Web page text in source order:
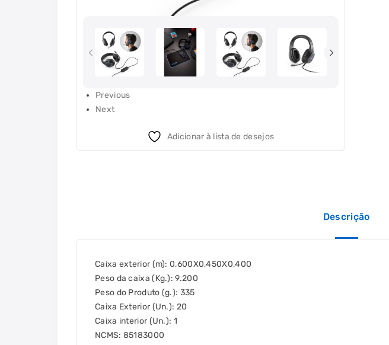
Previous
Next
Adicionar à lista de desejos
Descrição
Caixa exterior (m): 0,600X0,450X0,400
Peso da caixa (Kg.):9.200
Peso do Produto (g.): 335
Caixa Exterior (Un.): 20
Caixa interior (Un.): 1
NCMS: 85183000